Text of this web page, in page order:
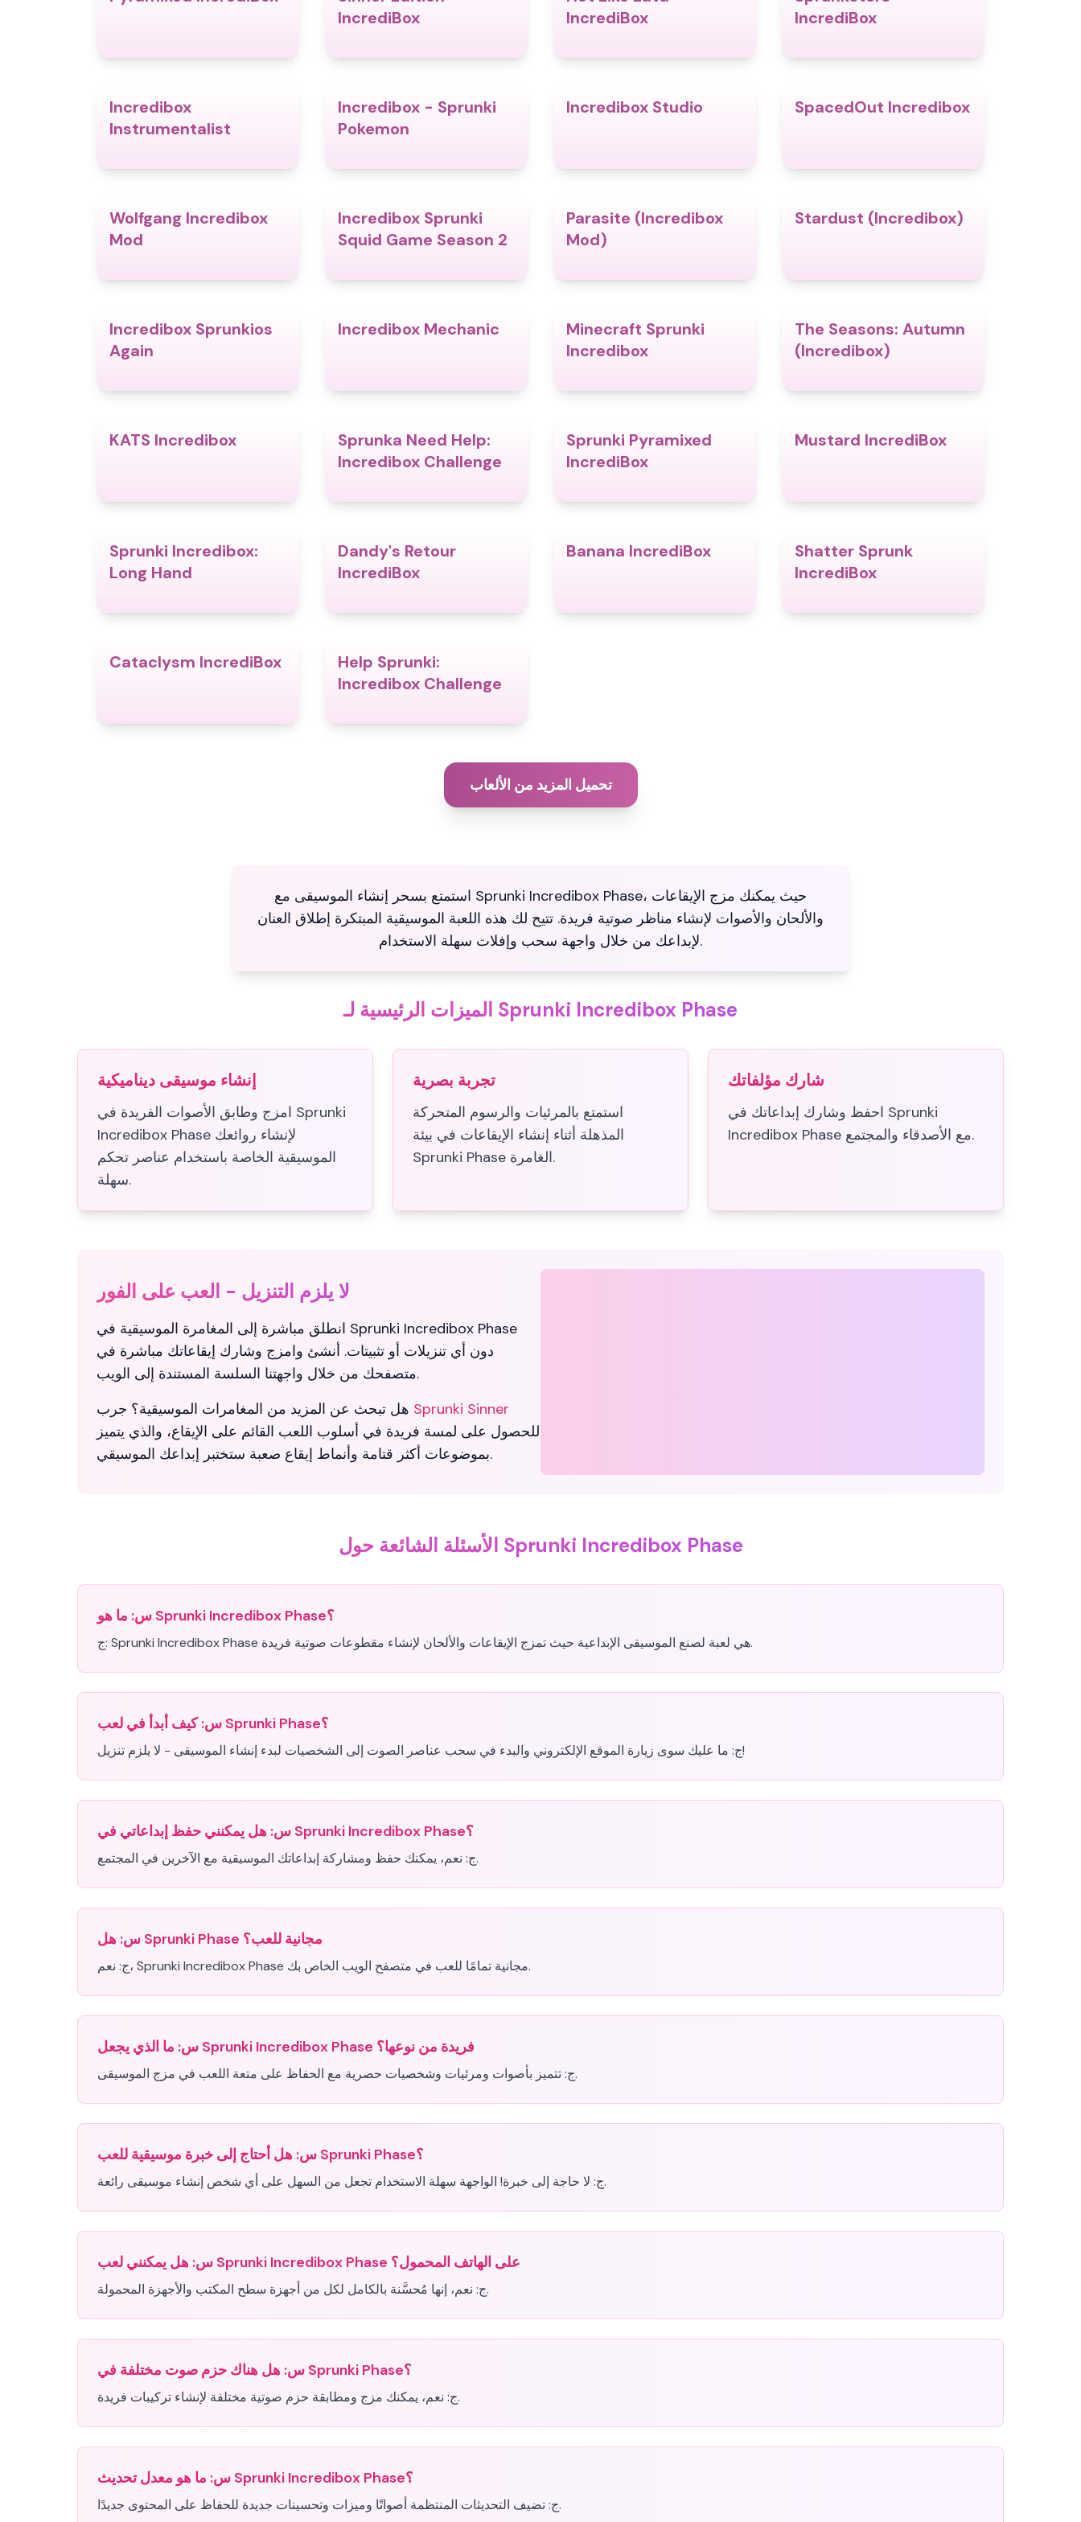
IncrediBox
IncrediBox
IncrediBox
Incredibox
Instrumentalist
4.9
Incredibox - Sprunki
Pokemon
Incredibox Studio 4.5
SpacedOut Incredibox
4.8
Wolfgang Incredibox
Mod
Incredibox Sprunki
Squid Game Season 2
4.4
Parasite (Incredibox
Mod)
4.5
Stardust (Incredibox)
5.0
Incredibox Sprunkios
Again
4.3
Incredibox Mechanic
Minecraft Sprunki
Incredibox
4.6
The Seasons: Autumn
(Incredibox)
KATS Incredibox
Sprunka Need Help:
Incredibox Challenge
Sprunki Pyramixed
IncrediBox
Mustard IncrediBox
Sprunki Incredibox:
Long Hand
Dandy's Retour
IncrediBox
Banana IncrediBox
Shatter Sprunk
IncrediBox
4.5
Cataclysm IncrediBox
Help Sprunki:
Incredibox Challenge
تحميل المزيد من الألعاب
استمتع بسحر إنشاء الموسيقى مع Sprunki Incredibox Phase، حيث يمكنك مزج الإيقاعات
والألحان والأصوات لإنشاء مناظر صوتية فريدة. تتيح لك هذه اللعبة الموسيقية المبتكرة إطلاق العنان
لإبداعك من خلال واجهة سحب وإفلات سهلة الاستخدام.
الميزات الرئيسية لـ Sprunki Incredibox Phase
إنشاء موسيقى ديناميكية
امزج وطابق الأصوات الفريدة في Sprunki
Incredibox Phase لإنشاء روائعك
الموسيقية الخاصة باستخدام عناصر تحكم
سهلة.
تجربة بصرية
استمتع بالمرئيات والرسوم المتحركة
المذهلة أثناء إنشاء الإيقاعات في بيئة
Sprunki Phase الغامرة.
شارك مؤلفاتك
احفظ وشارك إبداعاتك في Sprunki
Incredibox Phase مع الأصدقاء والمجتمع.
لا يلزم التنزيل - العب على الفور
انطلق مباشرة إلى المغامرة الموسيقية في Sprunki Incredibox Phase
دون أي تنزيلات أو تثبيتات. أنشئ وامزج وشارك إيقاعاتك مباشرة في
متصفحك من خلال واجهتنا السلسة المستندة إلى الويب.
Sprunki Sinner
للحصول على لمسة فريدة في أسلوب اللعب القائم على الإيقاع، والذي يتميز
بموضوعات أكثر قتامة وأنماط إيقاع صعبة ستختبر إبداعك الموسيقي.
الأسئلة الشائعة حول Sprunki Incredibox Phase
س: ما هو Sprunki Incredibox Phase؟
ج: Sprunki Incredibox Phase هي لعبة لصنع الموسيقى الإبداعية حيث تمزج الإيقاعات والألحان لإنشاء مقطوعات صوتية فريدة.
س: كيف أبدأ في لعب Sprunki Phase؟
ج:ما عليك سوى زيارة الموقع الإلكتروني والبدء في سحب عناصر الصوت إلى الشخصيات لبدء إنشاء الموسيقى - لا يلزم تنزيل!
س: هل يمكنني حفظ إبداعاتي في Sprunki Incredibox Phase؟
ج:نعم، يمكنك حفظ ومشاركة إبداعاتك الموسيقية مع الآخرين في المجتمع.
س: هل Sprunki Phase مجانية للعب؟
ج: نعم، Sprunki Incredibox Phase مجانية تمامًا للعب في متصفح الويب الخاص بك.
س: ما الذي يجعل Sprunki Incredibox Phase فريدة من نوعها؟
ج:تتميز بأصوات ومرئيات وشخصيات حصرية مع الحفاظ على متعة اللعب في مزج الموسيقى.
س: هل أحتاج إلى خبرة موسيقية للعب Sprunki Phase؟
ج:لا حاجة إلى خبرة! الواجهة سهلة الاستخدام تجعل من السهل على أي شخص إنشاء موسيقى رائعة.
س: هل يمكنني لعب Sprunki Incredibox Phase على الهاتف المحمول؟
ج:نعم، إنها مُحسَّنة بالكامل لكل من أجهزة سطح المكتب والأجهزة المحمولة.
س: هل هناك حزم صوت مختلفة في Sprunki Phase؟
ج:نعم، يمكنك مزج ومطابقة حزم صوتية مختلفة لإنشاء تركيبات فريدة.
س: ما هو معدل تحديث Sprunki Incredibox Phase؟
ج:تضيف التحديثات المنتظمة أصواتًا وميزات وتحسينات جديدة للحفاظ على المحتوى جديدًا.